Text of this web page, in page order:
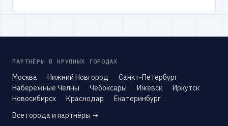
ПАРТНЁРЫ В КРУПНЫХ ГОРОДАХ
Москва Нижний Новгород
Санкт-Петербург
Набережные Челны
Чебоксары Ижевск
Иркутск
Новосибирск
Краснодар
Екатеринбург
Все города и партнёры →